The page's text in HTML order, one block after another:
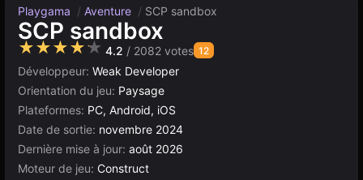
Playgama / Aventure / SCP sandbox
SCP sandbox
★★★★★ 4.2 / 2082 votes 12
Développeur: Weak Developer
Orientation du jeu: Paysage
Plateformes: PC, Android, iOS
Date de sortie: novembre 2024
Dernière mise à jour: août 2026
Moteur de jeu: Construct